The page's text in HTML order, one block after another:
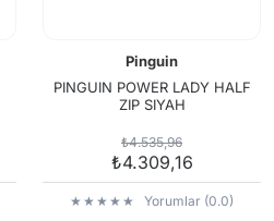
Pinguin
PINGUIN POWER LADY HALF
ZIP SIYAH
₺4.535,96
₺4.309,16
Yorumlar (0.0)